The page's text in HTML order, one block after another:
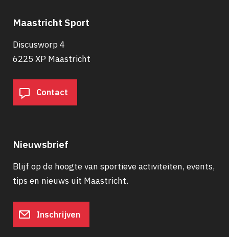
Maastricht Sport
Discusworp 4
6225 XP Maastricht
Contact
Nieuwsbrief
Blijf op de hoogte van sportieve activiteiten, events,
tips en nieuws uit Maastricht.
Inschrijven